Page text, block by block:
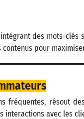
des mots-clés
pour
fréquentes, résout
interactions avec les